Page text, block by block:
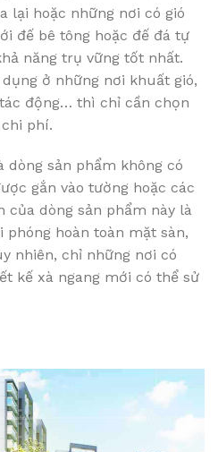
lại hoặc những nơi có gió
đế bê tông hoặc đế đá tự
năng trụ vững tốt nhất.
ở những nơi khuất gió,
động… thì chỉ cần chọn
phí.
sản phẩm không có
gắn vào tường hoặc các
của dòng sản phẩm này là
hoàn toàn mặt sàn,
nhiên, chỉ những nơi có
kế xà ngang mới có thể sử